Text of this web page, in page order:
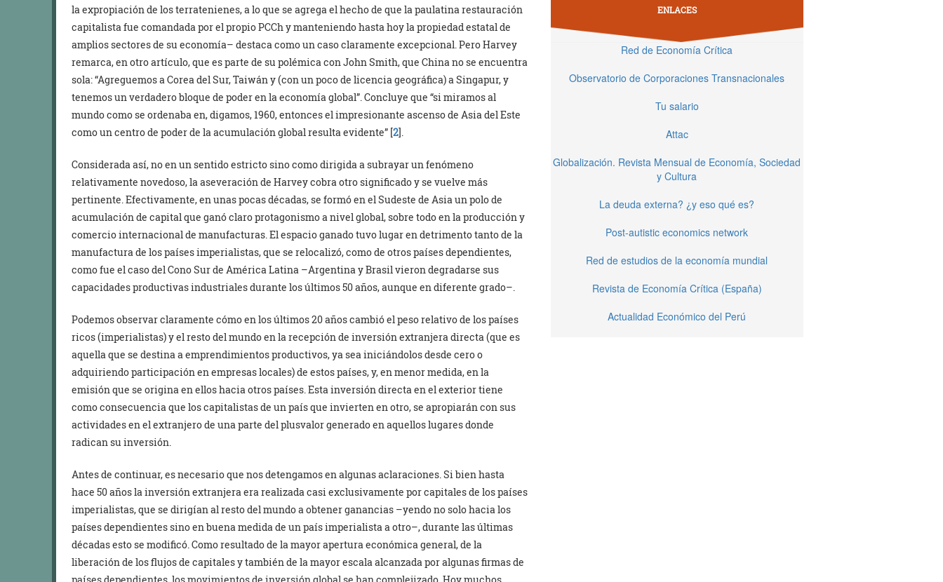
la expropiación de los terratenienes, a lo que se agrega el hecho de que la paulatina restauración
capitalista fue comandada por el propio PCCh y manteniendo hasta hoy la propiedad estatal de
amplios sectores de su economía– destaca como un caso claramente excepcional. Pero Harvey
remarca, en otro artículo, que es parte de su polémica con John Smith, que China no se encuentra
sola: “Agreguemos a Corea del Sur, Taiwán y (con un poco de licencia geográfica) a Singapur, y
tenemos un verdadero bloque de poder en la economía global”. Concluye que “si miramos al
mundo como se ordenaba en, digamos, 1960, entonces el impresionante ascenso de Asia del Este
como un centro de poder de la acumulación global resulta evidente” [2].
Considerada así, no en un sentido estricto sino como dirigida a subrayar un fenómeno
relativamente novedoso, la aseveración de Harvey cobra otro significado y se vuelve más
pertinente. Efectivamente, en unas pocas décadas, se formó en el Sudeste de Asia un polo de
acumulación de capital que ganó claro protagonismo a nivel global, sobre todo en la producción y
comercio internacional de manufacturas. El espacio ganado tuvo lugar en detrimento tanto de la
manufactura de los países imperialistas, que se relocalizó, como de otros países dependientes,
como fue el caso del Cono Sur de América Latina –Argentina y Brasil vieron degradarse sus
capacidades productivas industriales durante los últimos 50 años, aunque en diferente grado–.
Podemos observar claramente cómo en los últimos 20 años cambió el peso relativo de los países
ricos (imperialistas) y el resto del mundo en la recepción de inversión extranjera directa (que es
aquella que se destina a emprendimientos productivos, ya sea iniciándolos desde cero o
adquiriendo participación en empresas locales) de estos países, y, en menor medida, en la
emisión que se origina en ellos hacia otros países. Esta inversión directa en el exterior tiene
como consecuencia que los capitalistas de un país que invierten en otro, se apropiarán con sus
actividades en el extranjero de una parte del plusvalor generado en aquellos lugares donde
radican su inversión.
Antes de continuar, es necesario que nos detengamos en algunas aclaraciones. Si bien hasta
hace 50 años la inversión extranjera era realizada casi exclusivamente por capitales de los países
imperialistas, que se dirigían al resto del mundo a obtener ganancias –yendo no solo hacia los
países dependientes sino en buena medida de un país imperialista a otro–, durante las últimas
décadas esto se modificó. Como resultado de la mayor apertura económica general, de la
liberación de los flujos de capitales y también de la mayor escala alcanzada por algunas firmas de
ENLACES
Red de Economía Crítica
Observatorio de Corporaciones Transnacionales
Tu salario
Attac
Globalización. Revista Mensual de Economía, Sociedad
y Cultura
La deuda externa? ¿y eso qué es?
Post-autistic economics network
Red de estudios de la economía mundial
Revista de Economía Crítica (España)
Actualidad Económico del Perú